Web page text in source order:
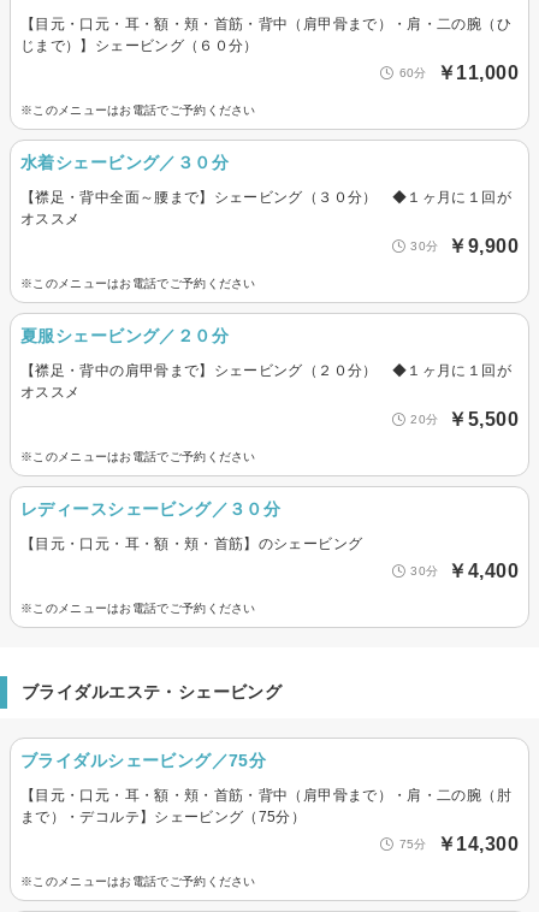
【目元・口元・耳・額・頬・首筋・背中（肩甲骨まで）・肩・二の腕（ひ
じまで）】シェービング（６０分）
60分 ￥11,000
※このメニューはお電話でご予約ください
水着シェービング／３０分
【襟足・背中全面～腰まで】シェービング（３０分） ◆１ヶ月に１回が
オススメ
30分 ￥9,900
※このメニューはお電話でご予約ください
夏服シェービング／２０分
【襟足・背中の肩甲骨まで】シェービング（２０分） ◆１ヶ月に１回が
オススメ
20分 ￥5,500
※このメニューはお電話でご予約ください
レディースシェービング／３０分
【目元・口元・耳・額・頬・首筋】のシェービング
30分 ￥4,400
※このメニューはお電話でご予約ください
ブライダルエステ・シェービング
ブライダルシェービング／75分
【目元・口元・耳・額・頬・首筋・背中（肩甲骨まで）・肩・二の腕（肘
まで）・デコルテ】シェービング（75分）
75分 ￥14,300
※このメニューはお電話でご予約ください